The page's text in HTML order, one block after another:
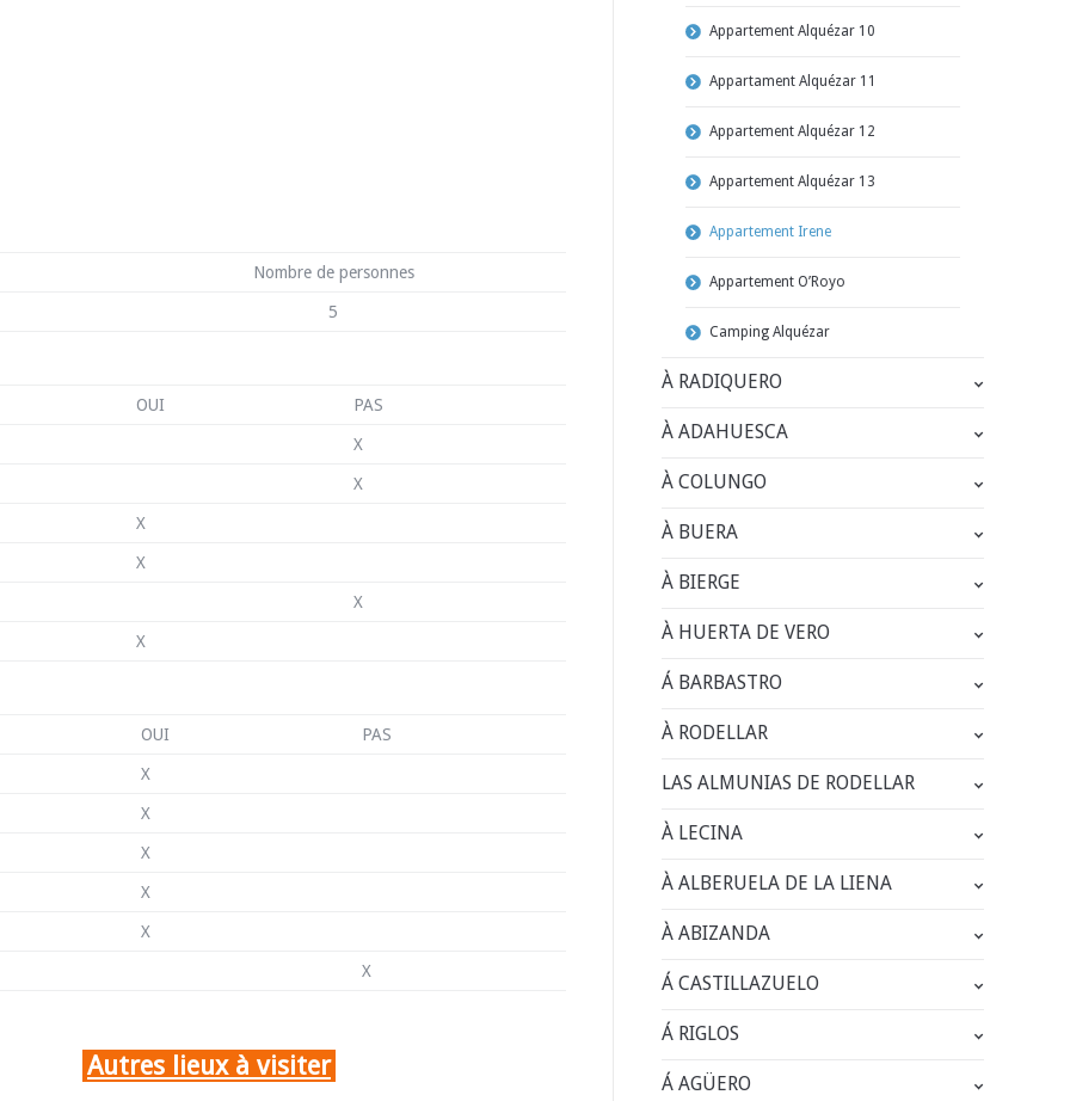
Nombre de personnes
5
OUI PAS
X
X
X
X
X
X
OUI PAS
X
X
X
X
X
X
Autres lieux à visiter
Appartement Alquézar 10
Appartament Alquézar 11
Appartement Alquézar 12
Appartement Alquézar 13
Appartement Irene
Appartement O’Royo
Camping Alquézar
À RADIQUERO
À ADAHUESCA
À COLUNGO
À BUERA
À BIERGE
À HUERTA DE VERO
Á BARBASTRO
À RODELLAR
LAS ALMUNIAS DE RODELLAR
À LECINA
À ALBERUELA DE LA LIENA
À ABIZANDA
Á CASTILLAZUELO
Á RIGLOS
Á AGÜERO